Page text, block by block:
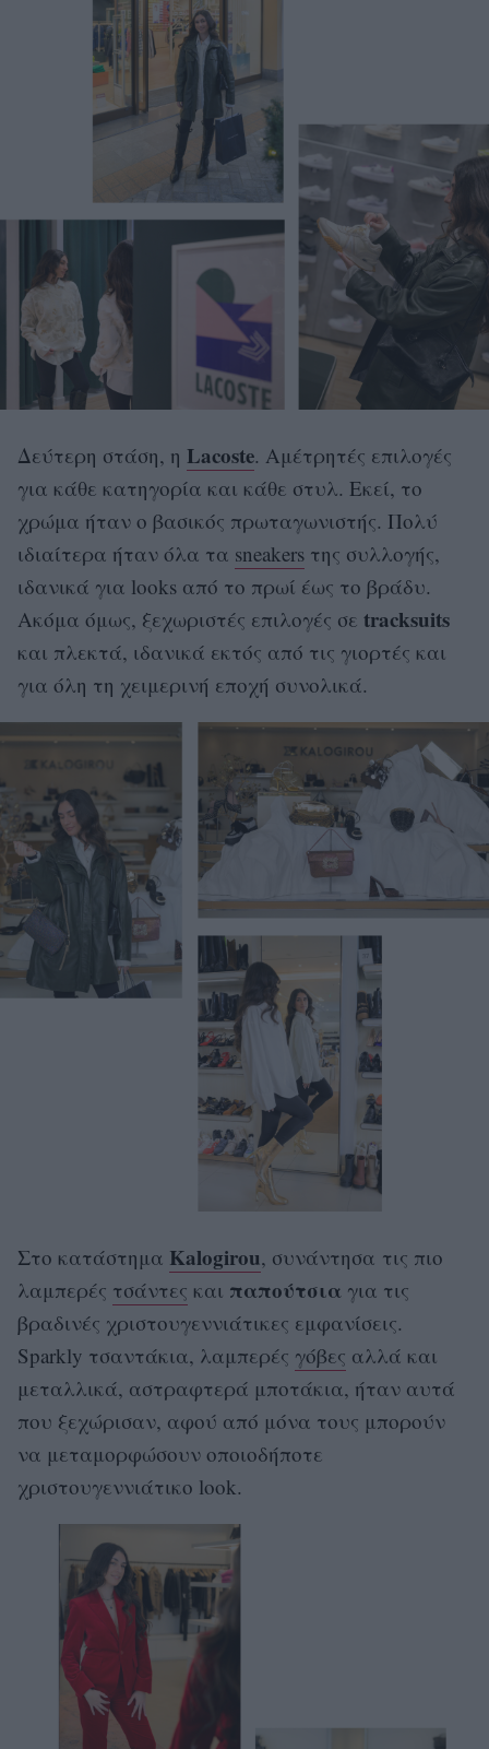
Δεύτερη στάση, η Lacoste. Αμέτρητές επιλογές
για κάθε κατηγορία και κάθε στυλ. Εκεί, το
χρώμα ήταν ο βασικός πρωταγωνιστής. Πολύ
ιδιαίτερα ήταν όλα τα sneakers της συλλογής,
ιδανικά για looks από το πρωί έως το βράδυ.
Ακόμα όμως, ξεχωριστές επιλογές σε tracksuits
και πλεκτά, ιδανικά εκτός από τις γιορτές και
για όλη τη χειμερινή εποχή συνολικά.
Στο κατάστημα Kalogirou, συνάντησα τις πιο
λαμπερές τσάντες και παπούτσια για τις
βραδινές χριστουγεννιάτικες εμφανίσεις.
Sparkly τσαντάκια, λαμπερές γόβες αλλά και
μεταλλικά, αστραφτερά μποτάκια, ήταν αυτά
που ξεχώρισαν, αφού από μόνα τους μπορούν
να μεταμορφώσουν οποιοδήποτε
χριστουγεννιάτικο look.